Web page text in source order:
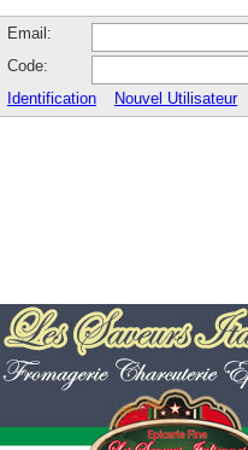
Email:
Code:
Identification
Nouvel Utilisateur